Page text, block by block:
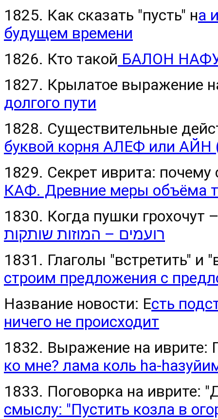
1825. Как сказать "пусть" на
будущем времени
1826. Кто такой БАЛОН
1827. Крылатое выражение
долгого пути
1828. Существительные
буквой корня АЛЕФ или АЙН
1829. Секрет иврита:
КАФ. Древние меры объёма
1830. Когда пушки
רועמים – המוזות שותקות
1831. Глаголы "встретить" и
строим предложения с
Название новости: Есть
ничего не происходит
1832. Выражение на иврите:
ко мне? лама коль hа-
1833. Поговорка на иврите:
смыслу: "Пустить козла в